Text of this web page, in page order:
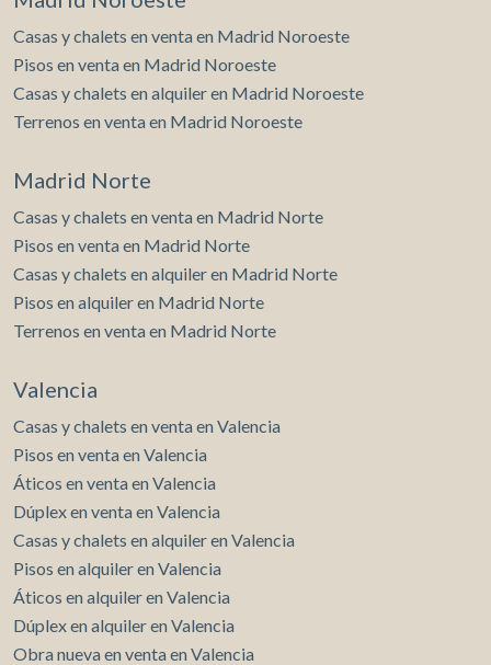
Casas y chalets en venta en Madrid Noroeste
Pisos en venta en Madrid Noroeste
Casas y chalets en alquiler en Madrid Noroeste
Terrenos en venta en Madrid Noroeste
Madrid Norte
Casas y chalets en venta en Madrid Norte
Pisos en venta en Madrid Norte
Casas y chalets en alquiler en Madrid Norte
Pisos en alquiler en Madrid Norte
Terrenos en venta en Madrid Norte
Valencia
Casas y chalets en venta en Valencia
Pisos en venta en Valencia
Áticos en venta en Valencia
Dúplex en venta en Valencia
Casas y chalets en alquiler en Valencia
Pisos en alquiler en Valencia
Áticos en alquiler en Valencia
Dúplex en alquiler en Valencia
Obra nueva en venta en Valencia